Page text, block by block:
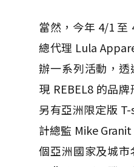
當然，今年 4/1 至
總代理 Lula
辦一系列活動，
現 REBEL8 的品
另有亞洲限定版
計總監 Mike
個亞洲國家及城市